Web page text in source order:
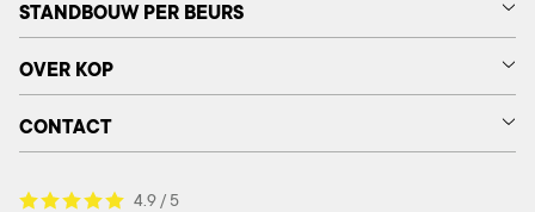
STANDBOUW PER BEURS
OVER KOP
CONTACT
4.9 / 5